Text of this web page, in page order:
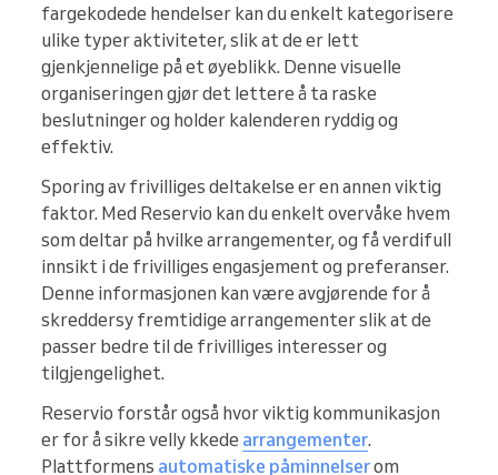
fargekodede hendelser kan du enkelt kategorisere
ulike typer aktiviteter, slik at de er lett
gjenkjennelige på et øyeblikk. Denne visuelle
organiseringen gjør det lettere å ta raske
beslutninger og holder kalenderen ryddig og
effektiv.
Sporing av frivilliges deltakelse er en annen viktig
faktor. Med Reservio kan du enkelt overvåke hvem
som deltar på hvilke arrangementer, og få verdifull
innsikt i de frivilliges engasjement og preferanser.
Denne informasjonen kan være avgjørende for å
skreddersy fremtidige arrangementer slik at de
passer bedre til de frivilliges interesser og
tilgjengelighet.
Reservio forstår også hvor viktig kommunikasjon
er for å sikre velly kkede arrangementer.
Plattformens automatiske påminnelserom